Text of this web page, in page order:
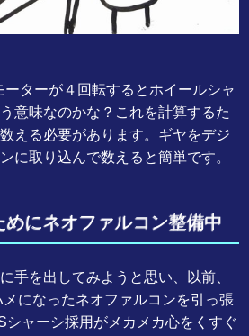
ーターが４回転するとホイールシャ
意味なのかな？これを計算するた
える必要があります。ギヤをデジ
に取り込んで数えると簡単です。
にネオファルコン整備中
手を出してみようと思い、以前、
になったネオファルコンを引っ張
シャーシ採用がメカメカ心をくすぐ